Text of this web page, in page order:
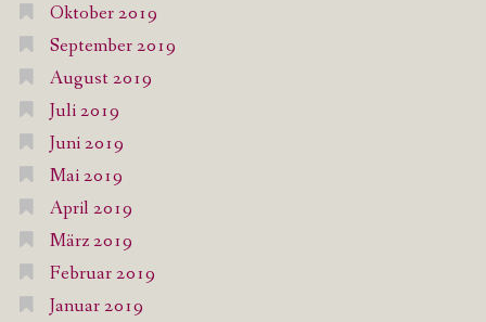
Oktober 2019
September 2019
August 2019
Juli 2019
Juni 2019
Mai 2019
April 2019
März 2019
Februar 2019
Januar 2019